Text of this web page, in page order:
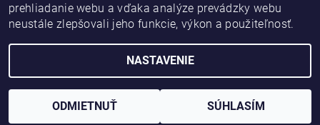
Bébé-Jou
Avova
Bambino-Mio
2026 © Bábätko, všetky práva vyhradené
prehliadanie webu a vďaka analýze prevádzky webu
neustále zlepšovali jeho funkcie, výkon a použiteľnosť.
NASTAVENIE
ODMIETNUŤ SÚHLASÍM